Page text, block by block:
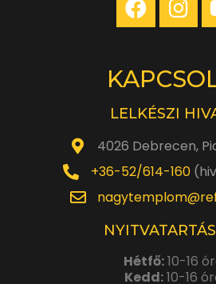
LELKÉSZI
4026 Debrecen,
+36-52/614-160
Hétfő:10-16
Kedd:10-16